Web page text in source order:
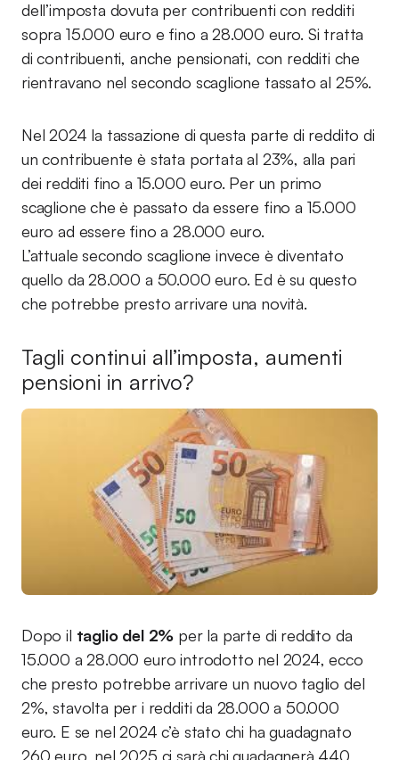
dell’imposta dovuta per contribuenti con redditi
sopra 15.000 euro e fino a 28.000 euro. Si tratta
di contribuenti, anche pensionati, con redditi che
rientravano nel secondo scaglione tassato al 25%.
Nel 2024 la tassazione di questa parte di reddito di
un contribuente è stata portata al 23%, alla pari
dei redditi fino a 15.000 euro. Per un primo
scaglione che è passato da essere fino a 15.000
euro ad essere fino a 28.000 euro.
L’attuale secondo scaglione invece è diventato
quello da 28.000 a 50.000 euro. Ed è su questo
che potrebbe presto arrivare una novità.
Tagli continui all’imposta, aumenti
pensioni in arrivo?
Dopo il taglio del 2% per la parte di reddito da
15.000 a 28.000 euro introdotto nel 2024, ecco
che presto potrebbe arrivare un nuovo taglio del
2%, stavolta per i redditi da 28.000 a 50.000
euro. E se nel 2024 c’è stato chi ha guadagnato
260 euro, nel 2025 ci sarà chi guadagnerà 440